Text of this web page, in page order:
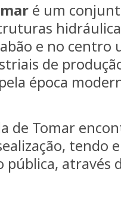
é um
e no centro
de
época
de Tomar
tendo
através